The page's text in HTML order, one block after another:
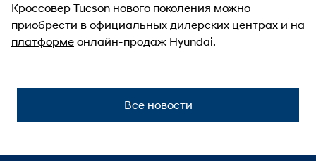
Кроссовер Tucson нового поколения можно
приобрести в официальных дилерских центрах и на
платформе онлайн-продаж Hyundai.
Все новости